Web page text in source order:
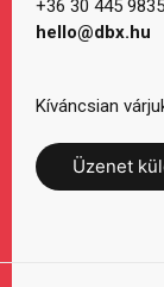
+36 30 445 9835
hello@dbx.hu
Kíváncsian
Üzenet